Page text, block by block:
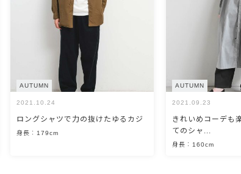
AUTUMN
2021.10.24
ロングシャツで力の抜けたゆるカジ
身長：179cm
AUTUMN
2021.09.23
きれいめコーデも
てのシャ...
身長：160cm